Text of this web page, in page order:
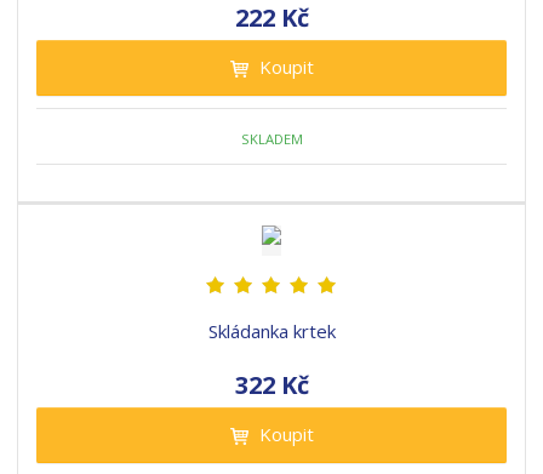
222 Kč
Koupit
SKLADEM
Skládanka krtek
322 Kč
Koupit